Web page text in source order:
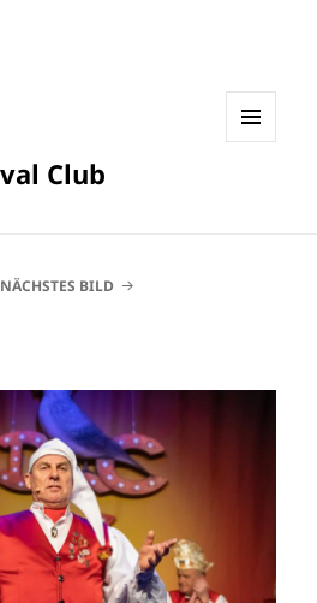
Club
NÄCHSTES BILD